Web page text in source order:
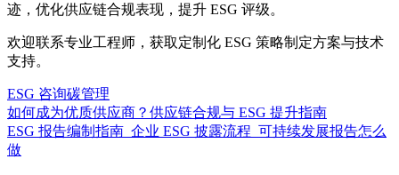
迹，优化供应链合规表现，提升 ESG 评级。
欢迎联系专业工程师，获取定制化 ESG 策略制定方案与技术
支持。
ESG 咨询碳管理
如何成为优质供应商？供应链合规与 ESG 提升指南
ESG 报告编制指南_企业 ESG 披露流程_可持续发展报告怎么
做